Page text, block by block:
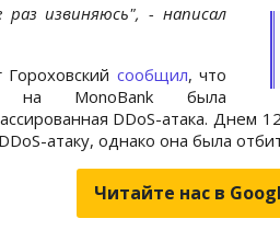
раз извиняюсь", - написал
сообщил, что
на MonoBank была
DDoS-атака. Днем
атаку, однако она была
Читайте нас в